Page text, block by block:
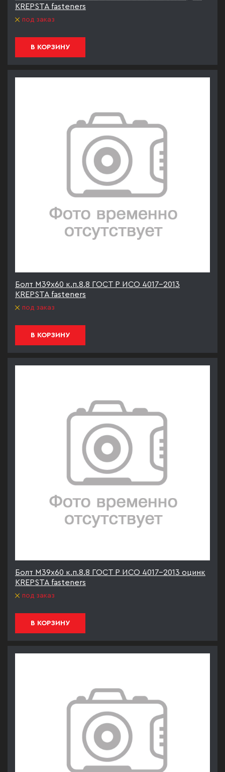
KREPSTA fasteners
под заказ
В КОРЗИНУ
Болт М39х60 к.п.8.8 ГОСТ Р ИСО 4017-2013
KREPSTA fasteners
под заказ
В КОРЗИНУ
Болт М39х60 к.п.8.8 ГОСТ Р ИСО 4017-2013 оцинк
KREPSTA fasteners
под заказ
В КОРЗИНУ